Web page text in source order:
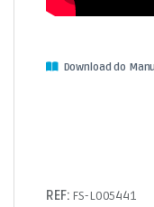
Download do
REF: FS-L005441